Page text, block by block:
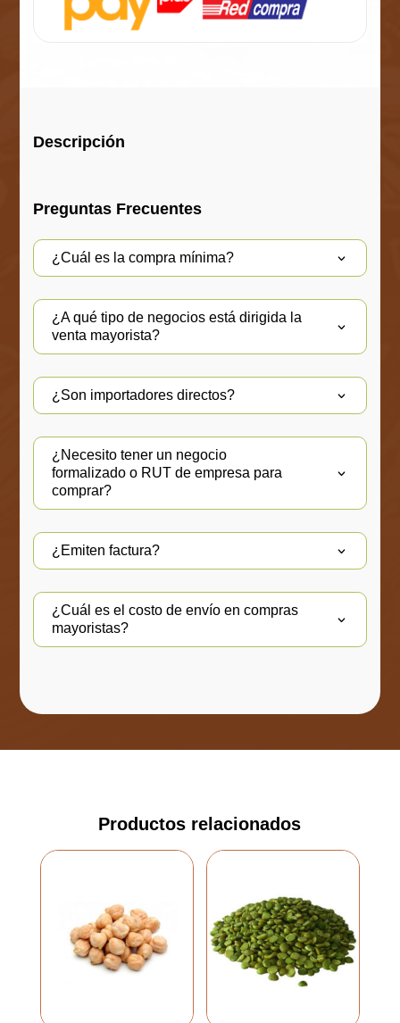
Descripción
Preguntas Frecuentes
¿Cuál es la compra mínima?
¿A qué tipo de negocios está dirigida la
venta mayorista?
¿Son importadores directos?
¿Necesito tener un negocio
formalizado o RUT de empresa para
comprar?
¿Emiten factura?
¿Cuál es el costo de envío en compras
mayoristas?
Productos relacionados